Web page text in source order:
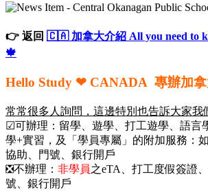
👉 返回 🇨🇦 加拿大介紹 All you need to
🍁
Hello Study ❤ CANADA 專辦加
常常很多人詢問，這邊特別也告訴大家我
☑可辦理：留學、遊學、打工遊學、語言
學+實習，及「學員專屬」的附加服務：
協助、門號、銀行開戶
❎不辦理： 非學員之eTA、打工度假簽證
號、銀行開戶